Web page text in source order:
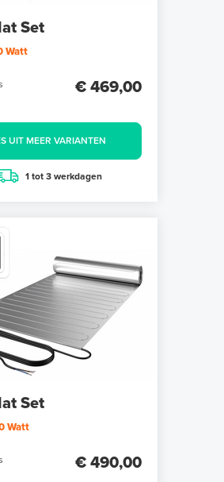
Set
Watt
€ 469,00
UIT MEER VARIANTEN
1 tot 3 werkdagen
Set
Watt
€ 490,00